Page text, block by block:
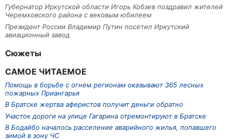
Губернатор Иркутской области Игорь Кобзев поздравил жителей
Черемховского района с вековым юбилеем
Президент России Владимир Путин посетил Иркутский
авиационный завод
Сюжеты
САМОЕ ЧИТАЕМОЕ
Помощь в борьбе с огнем регионам оказывают 365 лесных
пожарных Приангарья
В Братске жертва аферистов получит деньги обратно
Участок дороги на улице Гагарина отремонтируют в Братске
В Бодайбо началось расселение аварийного жилья, попавшего
зимой в зону ЧС